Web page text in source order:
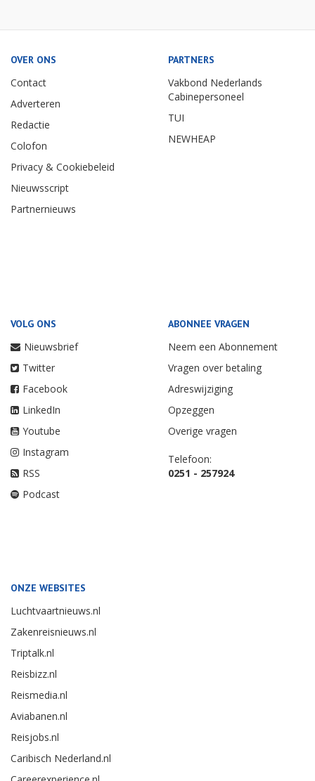
OVER ONS
Contact
Adverteren
Redactie
Colofon
Privacy & Cookiebeleid
Nieuwsscript
Partnernieuws
PARTNERS
Vakbond Nederlands
Cabinepersoneel
TUI
NEWHEAP
VOLG ONS
Nieuwsbrief
Twitter
Facebook
LinkedIn
Youtube
Instagram
RSS
Podcast
ABONNEE VRAGEN
Neem een Abonnement
Vragen over betaling
Adreswijziging
Opzeggen
Overige vragen
Telefoon:
0251 - 257924
ONZE WEBSITES
Luchtvaartnieuws.nl
Zakenreisnieuws.nl
Triptalk.nl
Reisbizz.nl
Reismedia.nl
Aviabanen.nl
Reisjobs.nl
Caribisch Nederland.nl